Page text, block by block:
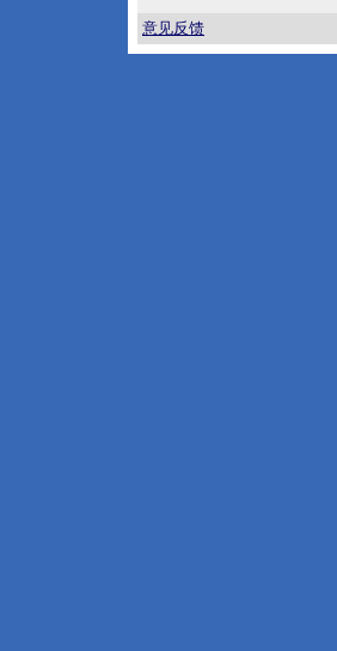
意见反馈